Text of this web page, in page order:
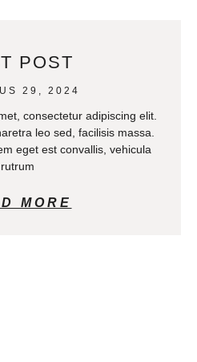
POST
29, 2024
consectetur adipiscing elit.
leo sed, facilisis massa.
eget est convallis, vehicula
rutrum
MORE